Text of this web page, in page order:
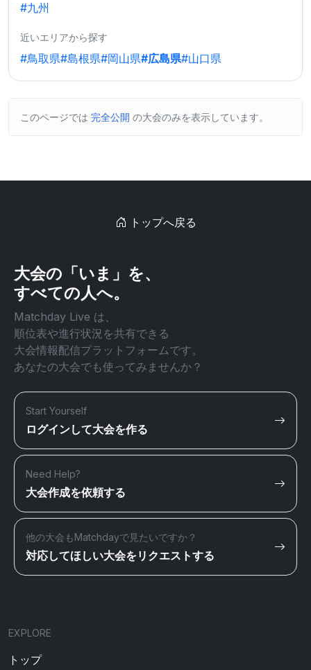
#九州
近いエリアから探す
#鳥取県#島根県#岡山県#広島県#山口県
このページでは 完全公開 の大会のみを表示しています。
トップへ戻る
大会の「いま」を、
すべての人へ。
Matchday Live は、
順位表や進行状況を共有できる
大会情報配信プラットフォームです。
あなたの大会でも使ってみませんか？
Start Yourself
ログインして大会を作る
Need Help?
大会作成を依頼する
他の大会もMatchdayで見たいですか？
対応してほしい大会をリクエストする
EXPLORE
トップ